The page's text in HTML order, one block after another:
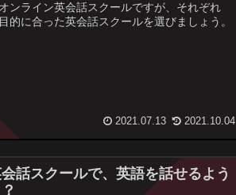
ンライン英会話スクールですが、それぞれ
的に合った英会話スクールを選びましょう。
2021.07.13 2021.10.04
話スクールで、英語を話せるよう